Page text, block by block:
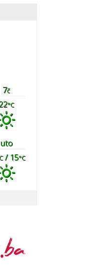
7č
°C
uto
/ 15°C